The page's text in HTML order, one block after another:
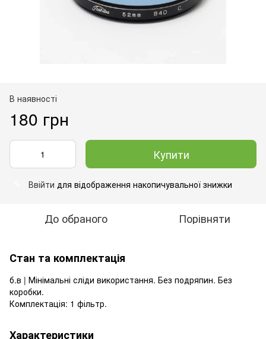
В наявності
180 грн
Купити
Ввійти для відображення накопичувальної знижки
До обраного Порівняти
Стан та комплектація
б.в | Мінімальні сліди використання. Без подряпин. Без
коробки.
Комплектація: 1 фільтр.
Характеристики